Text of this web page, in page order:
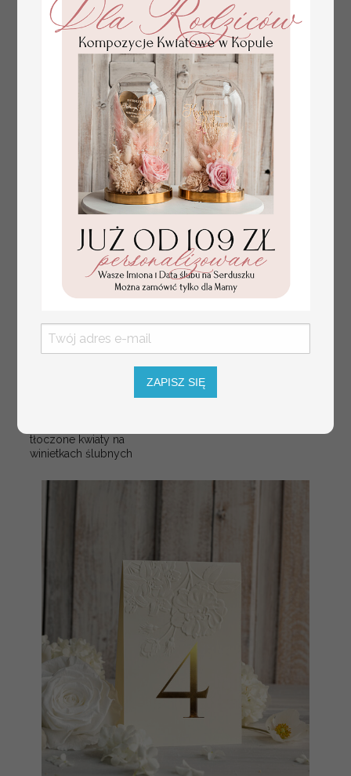
Fajne pomysły na prezent dla
Mamy, podziękowanie dla Mamy na
weselu, box prezentowy dla mamy,
zestawy prezentowe dla Mamy
231.00 PLN
tłoczone winietki ślubne,
ślubne wizytówki winietki
tłoczone kwiaty na
winietkach ślubnych
ZAPISZ SIĘ